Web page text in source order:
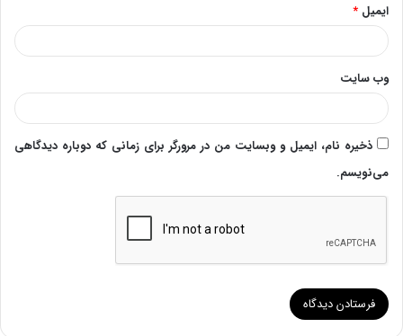
ایمیل *
وب‌ سایت
ذخیره نام، ایمیل و وبسایت من در مرورگر برای زمانی که دوباره دیدگاهی
می‌نویسم.